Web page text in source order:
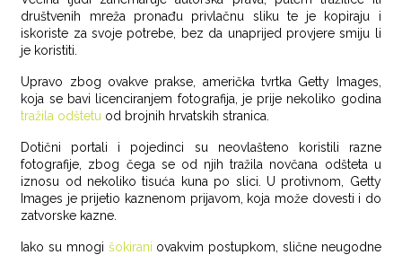
društvenih mreža pronađu privlačnu sliku te je kopiraju i
iskoriste za svoje potrebe, bez da unaprijed provjere smiju li
je koristiti.
Upravo zbog ovakve prakse, američka tvrtka Getty Images,
koja se bavi licenciranjem fotografija, je prije nekoliko godina
tražila odštetu od brojnih hrvatskih stranica.
Dotični portali i pojedinci su neovlašteno koristili razne
fotografije, zbog čega se od njih tražila novčana odšteta u
iznosu od nekoliko tisuća kuna po slici. U protivnom, Getty
Images je prijetio kaznenom prijavom, koja može dovesti i do
zatvorske kazne.
Iako su mnogi šokirani ovakvim postupkom, slične neugodne